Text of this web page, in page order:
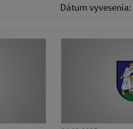
Dátum vyvesenia: